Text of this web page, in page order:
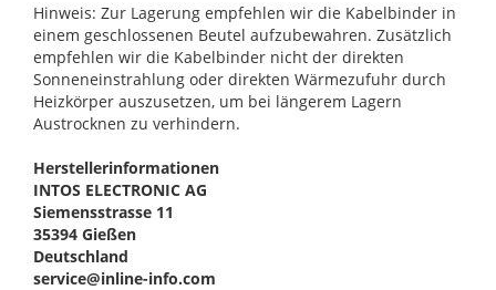
Hinweis: Zur Lagerung empfehlen wir die Kabelbinder in
einem geschlossenen Beutel aufzubewahren. Zusätzlich
empfehlen wir die Kabelbinder nicht der direkten
Sonneneinstrahlung oder direkten Wärmezufuhr durch
Heizkörper auszusetzen, um bei längerem Lagern
Austrocknen zu verhindern.
Herstellerinformationen
INTOS ELECTRONIC AG
Siemensstrasse 11
35394 Gießen
Deutschland
service@inline-info.com